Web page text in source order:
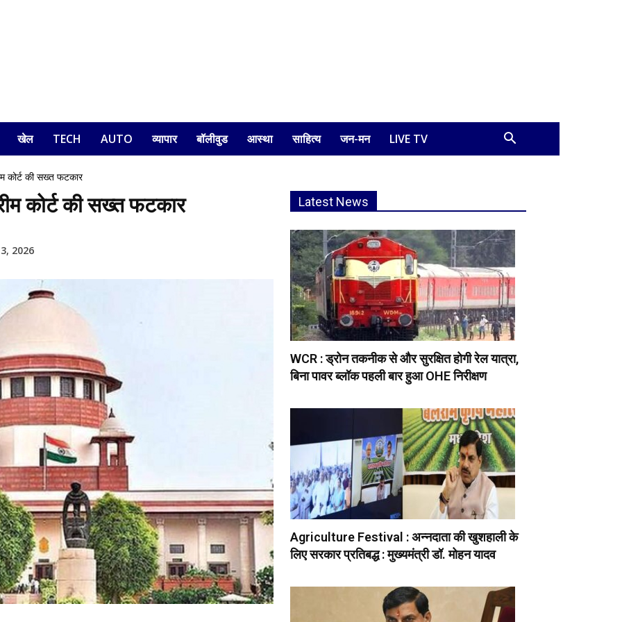
खेल TECH AUTO व्यापार बॉलीवुड आस्था साहित्य जन-मन LIVE TV
की सख्त फटकार
कोर्ट की सख्त फटकार
2026
Latest News
WCR : ड्रोन तकनीक से और सुरक्षित होगी रेल यात्रा,
बिना पावर ब्लॉक पहली बार हुआ OHE निरीक्षण
Agriculture Festival : अन्नदाता की खुशहाली के
लिए सरकार प्रतिबद्ध : मुख्यमंत्री डॉ. मोहन यादव